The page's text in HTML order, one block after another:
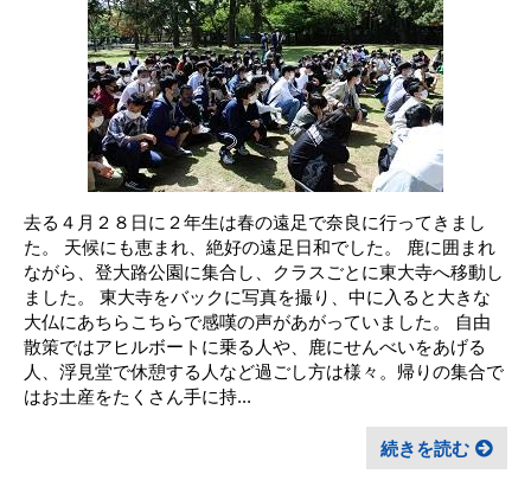
去る４月２８日に２年生は春の遠足で奈良に行ってきまし
た。 天候にも恵まれ、絶好の遠足日和でした。 鹿に囲まれ
ながら、登大路公園に集合し、クラスごとに東大寺へ移動し
ました。 東大寺をバックに写真を撮り、中に入ると大きな
大仏にあちらこちらで感嘆の声があがっていました。 自由
散策ではアヒルボートに乗る人や、鹿にせんべいをあげる
人、浮見堂で休憩する人など過ごし方は様々。帰りの集合で
はお土産をたくさん手に持...
続きを読む